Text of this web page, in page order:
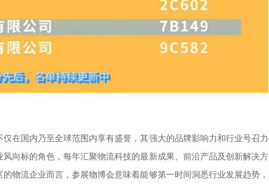
在国内乃至全球范围内享有盛誉，其强大的品牌影响力和行业号召力
向标的角色，每年汇聚物流科技的最新成果、前沿产品及创新解决方
物流企业而言，参展物博会意味着能够第一时间洞悉行业发展趋势，